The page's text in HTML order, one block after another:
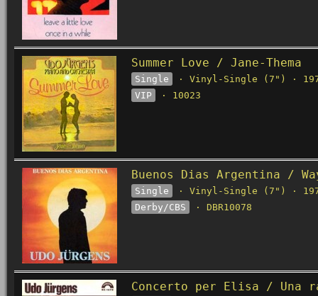
Summer Love / Jane-Thema
Single
· Vinyl-Single (7") ·
VIP
· 10023
Buenos Dias Argentina /
Single
· Vinyl-Single (7") ·
Derby/CBS
· DBR10078
Concerto per Elisa / Una